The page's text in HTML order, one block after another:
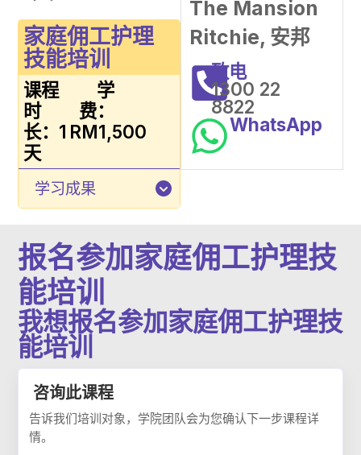
家庭佣工护理
技能培训
课程
时
长：1
天
学
费：
RM1,500
学习成果
The Mansion
Ritchie, 安邦
致电
1300 22
8822
WhatsApp
报名参加家庭佣工护理技
能培训
我想报名参加家庭佣工护理技
能培训